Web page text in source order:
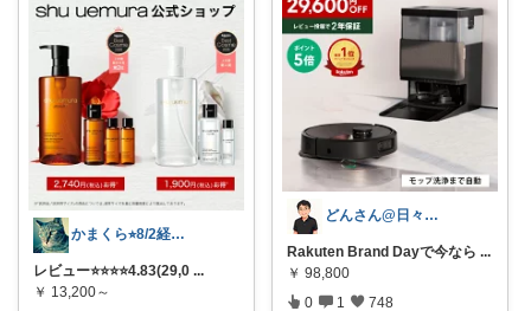
かまくら⭐︎8/2経由購入感謝です
レビュー⭐️⭐️⭐️⭐️4.83(29,0 ...
￥ 13,200～
どんさん@日々の生活に彩りを
Rakuten Brand Dayで今なら ...
￥ 98,800
0 1 748